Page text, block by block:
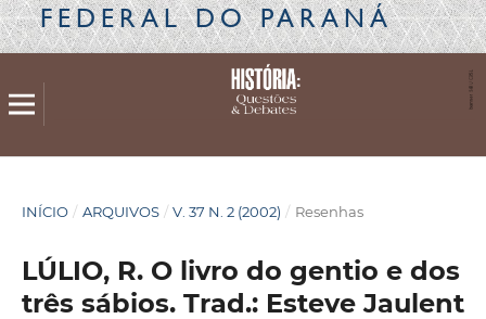
FEDERAL DO PARANÁ
INÍCIO / ARQUIVOS / V. 37 N. 2 (2002) / Resenhas
LÚLIO, R. O livro do gentio e dos
três sábios. Trad.: Esteve Jaulent